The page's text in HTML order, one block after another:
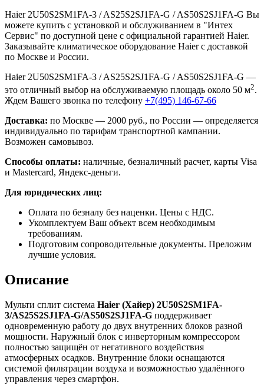
Haier 2U50S2SM1FA-3 / AS25S2SJ1FA-G / AS50S2SJ1FA-G Вы
можете купить с установкой и обслуживанием в "Интех
Сервис" по доступной цене с официальной гарантией Haier.
Заказывайте климатическое оборудование Haier с доставкой
по Москве и России.
Haier 2U50S2SM1FA-3 / AS25S2SJ1FA-G / AS50S2SJ1FA-G —
это отличный выбор на обслуживаемую площадь около 50 м2.
Ждем Вашего звонка по телефону +7(495) 146-67-66
Доставка: по Москве — 2000 руб., по России — определяется
индивидуально по тарифам транспортной кампании.
Возможен самовывоз.
Способы оплаты: наличные, безналичный расчет, карты Visa
и Mastercard, Яндекс-деньги.
Для юридических лиц:
Оплата по безналу без наценки. Цены с НДС.
Укомплектуем Ваш объект всем необходимым
требованиям.
Подготовим сопроводительные документы. Преложим
лучшие условия.
Описание
Мульти сплит система Haier (Хайер) 2U50S2SM1FA-
3/AS25S2SJ1FA-G/AS50S2SJ1FA-G поддерживает
одновременную работу до двух внутренних блоков разной
мощности. Наружный блок с инверторным компрессором
полностью защищён от негативного воздействия
атмосферных осадков. Внутренние блоки оснащаются
системой фильтрации воздуха и возможностью удалённого
управления через смартфон.